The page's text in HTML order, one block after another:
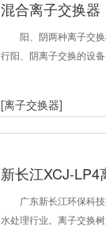
混合离子交换器
阳、阴两种离子交
行阳、阴离子交换的设
[离子交换器]
新长江XCJ-LP4
广东新长江环保科
水处理行业。离子交换